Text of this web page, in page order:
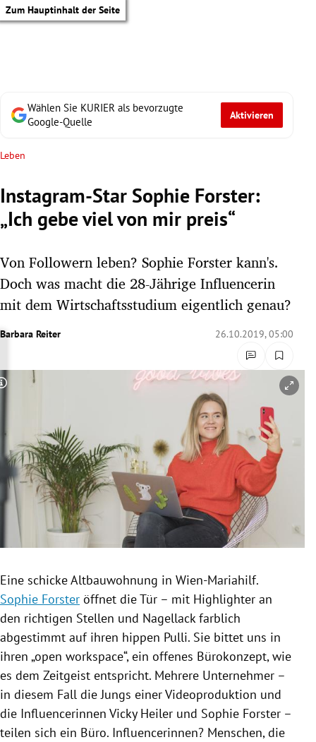
Zum Hauptinhalt der Seite
Untermenü
Untermenü
Untermenü
Untermenü
Untermenü
Untermenü
Untermenü
Wählen Sie KURIER als bevorzugte
Google-Quelle
Aktivieren
Leben
Instagram-Star Sophie Forster:
„Ich gebe viel von mir preis“
Von Followern leben? Sophie Forster kann's.
Doch was macht die 28-Jährige Influencerin
mit dem Wirtschaftsstudium eigentlich genau?
Barbara Reiter 26.10.2019, 05:00
Copyright-Hinweis öffnen/schließen
Eine schickeAltbauwohnung in Wien-Mariahilf.
Sophie Forster öffnet die Tür – mit Highlighter an
den richtigen Stellen und Nagellack farblich
abgestimmt auf ihren hippen Pulli. Sie bittet uns in
ihren „open workspace“, ein offenes Bürokonzept, wie
es dem Zeitgeist entspricht. Mehrere Unternehmer –
in diesem Fall die Jungs einer Videoproduktion und
die Influencerinnen Vicky Heiler und Sophie Forster –
teilen sich ein Büro. Influencerinnen? Menschen, die